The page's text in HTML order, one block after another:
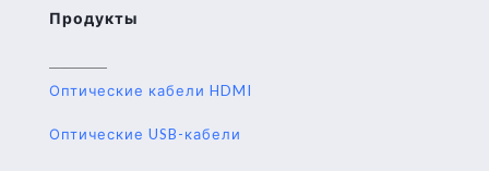
Продукты
Оптические кабели HDMI
Оптические USB-кабели